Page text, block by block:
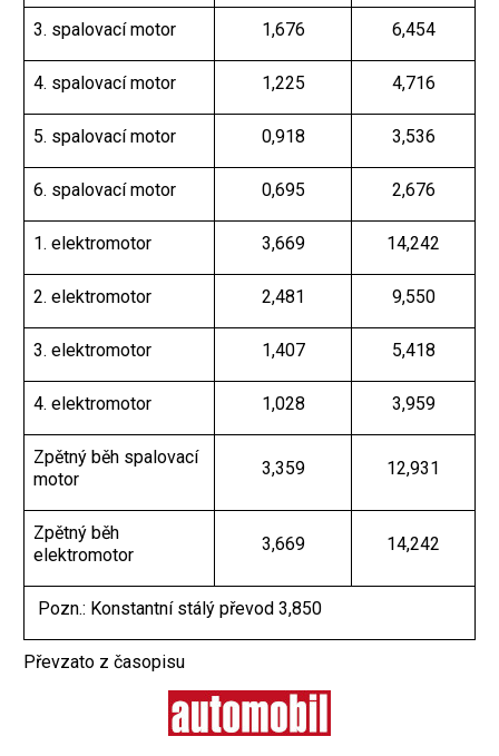
3. spalovací motor 1,676 6,454
4. spalovací motor 1,225 4,716
5. spalovací motor 0,918 3,536
6. spalovací motor 0,695 2,676
1. elektromotor 3,669 14,242
2. elektromotor 2,481 9,550
3. elektromotor 1,407 5,418
4. elektromotor 1,028 3,959
Zpětný běh spalovací
motor
3,359 12,931
Zpětný běh
elektromotor
3,669 14,242
Pozn.: Konstantní stálý převod 3,850
Převzato z časopisu